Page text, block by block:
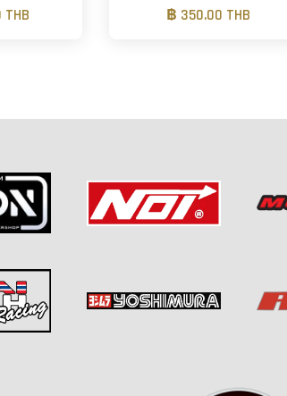
฿ 350.00 THB